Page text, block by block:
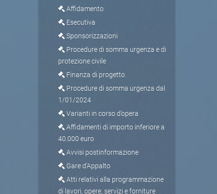
Affidamento
Esecutiva
Sponsorizzazioni
Procedure di somma urgenza e di
protezione civile
Finanza di progetto
Procedure di somma urgenza dal
1/01/2024
Varianti in corso d’opera
Affidamenti di importo inferiore a
40.000 euro
Avvisi postinformazione
Gare d'Appalto
Atti relativi alla programmazione
di lavori, opere, servizi e forniture